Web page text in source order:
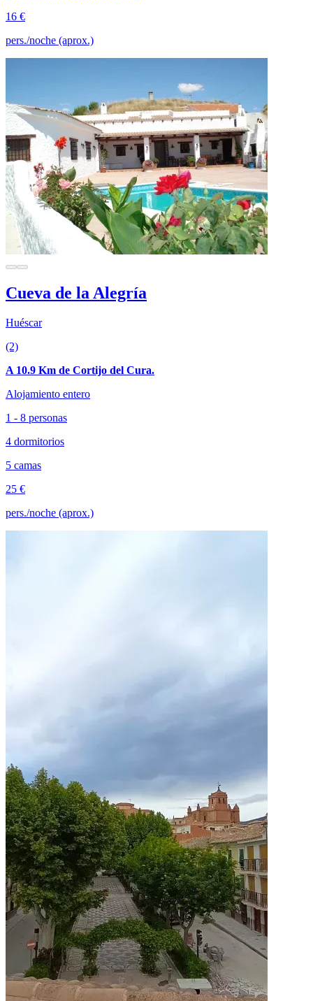
16 €
pers./noche (aprox.)
Cueva de la Alegría
Huéscar
(2)
A 10.9 Km de Cortijo del Cura.
Alojamiento entero
1 - 8 personas
4 dormitorios
5 camas
25 €
pers./noche (aprox.)